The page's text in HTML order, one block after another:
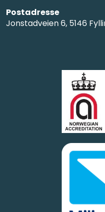
Postadresse
Jonstadveien 6, 5146